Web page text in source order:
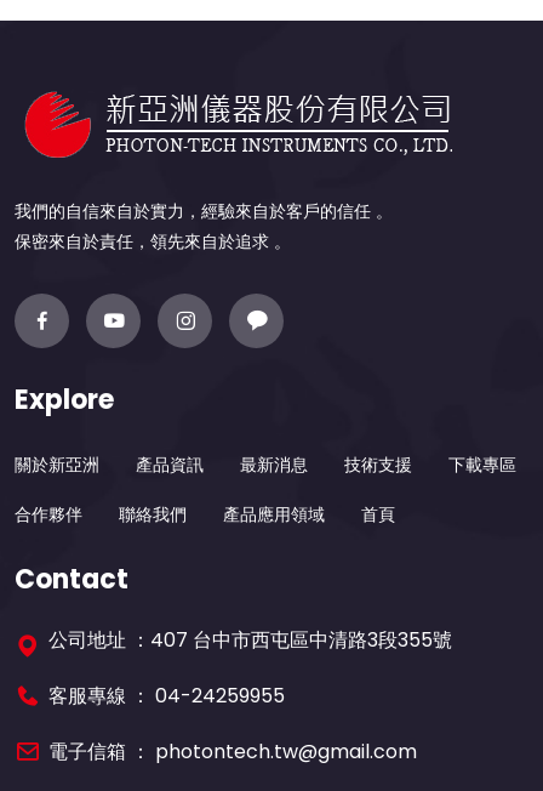
我們的自信來自於實力，經驗來自於客戶的信任 。
保密來自於責任，領先來自於追求 。
Explore
關於新亞洲 產品資訊 最新消息 技術支援 下載專區
合作夥伴 聯絡我們 產品應用領域 首頁
Contact
公司地址 ：407 台中市西屯區中清路3段355號
客服專線 ： 04-24259955
電子信箱 ： photontech.tw@gmail.com